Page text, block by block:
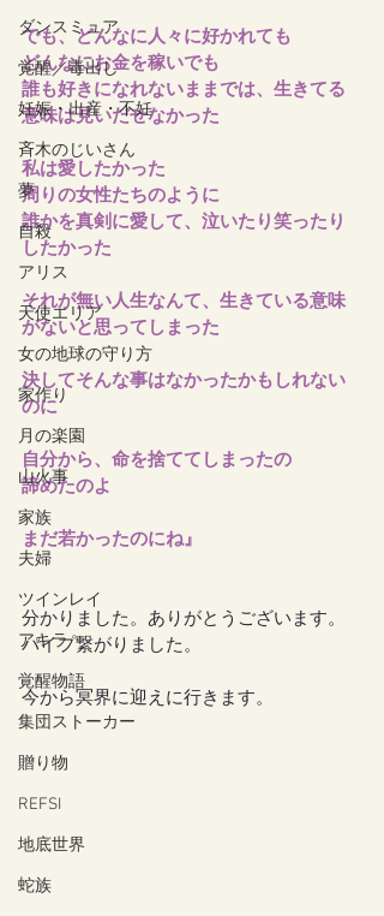
ダンスミュア
覚醒／毒出し
妊娠・出産・不妊
斉木のじいさん
夢
自殺
アリス
天使エリア
女の地球の守り方
家作り
月の楽園
山火事
家族
夫婦
ツインレイ
アキラ
覚醒物語
集団ストーカー
贈り物
REFSI
地底世界
蛇族
でも、どんなに人々に好かれても
どんなにお金を稼いでも
誰も好きになれないままでは、生きてる
意味は見いだせなかった
私は愛したかった
周りの女性たちのように
誰かを真剣に愛して、泣いたり笑ったり
したかった
それが無い人生なんて、生きている意味
がないと思ってしまった
決してそんな事はなかったかもしれない
のに
自分から、命を捨ててしまったの
諦めたのよ
まだ若かったのにね』
分かりました。ありがとうございます。
パイプ繋がりました。
今から冥界に迎えに行きます。